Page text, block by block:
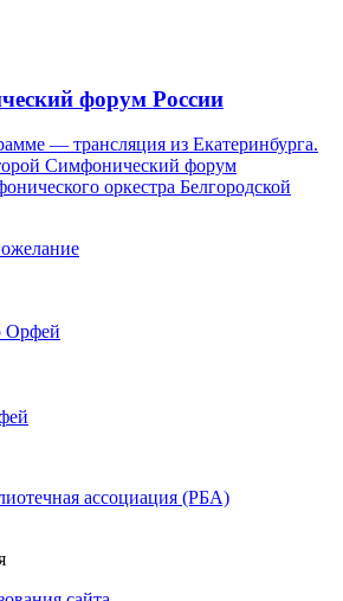
форум России
— трансляция из Екатеринбурга.
Симфонический форум
оркестра Белгородской
Орфей
ассоциация (РБА)